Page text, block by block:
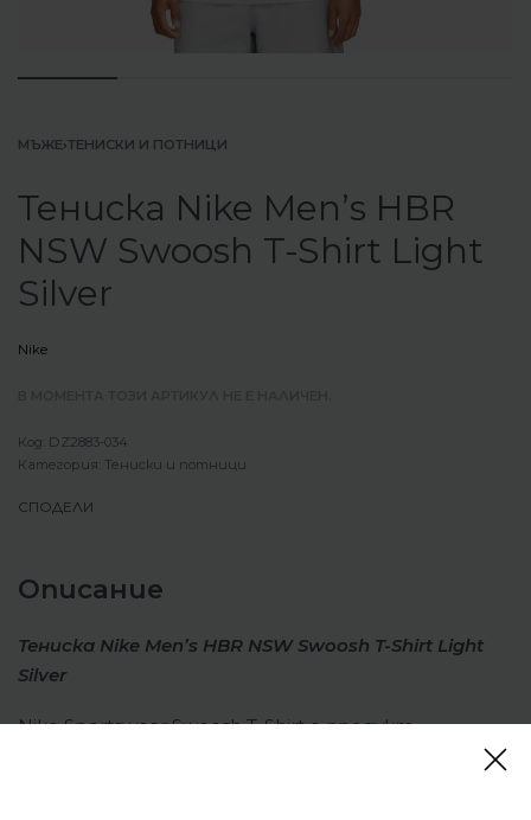
МЪЖЕ›ТЕНИСКИ И ПОТНИЦИ
Тениска Nike Men’s HBR
NSW Swoosh T-Shirt Light
Silver
Nike
DZ2883-034
Категория: Тениски и потници
СПОДЕЛИ
Описание
Тениска Nike Men’s HBR NSW Swoosh T-Shirt Light
Silver
Nike Sportswear Swoosh T-Shirt е продукт,